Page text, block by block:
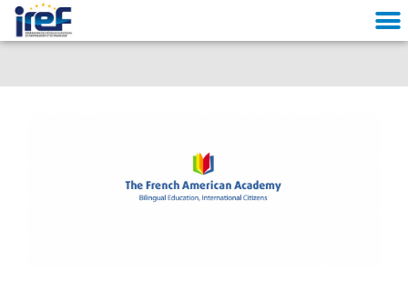
Cookies management panel